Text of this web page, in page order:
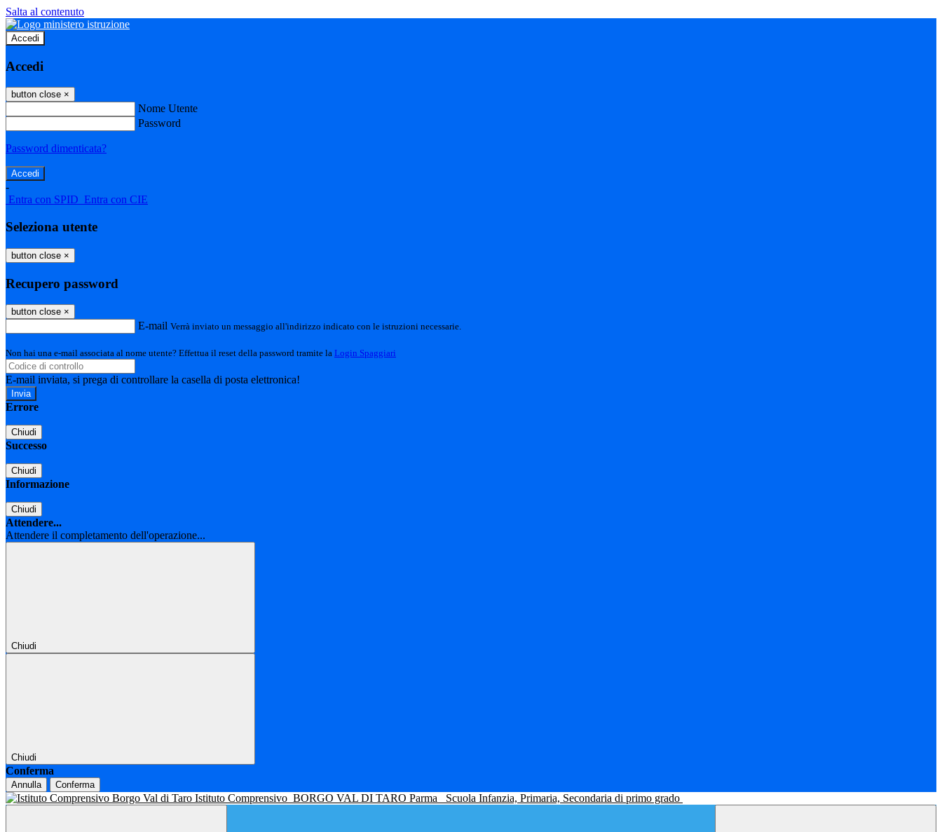
Salta al contenuto
Accedi
Accedi
button close ×
Nome Utente
Password
Password dimenticata?
-
Entra con SPID Entra con CIE
Seleziona utente
button close ×
Recupero password
button close ×
E-mail Verrà inviato un messaggio all'indirizzo indicato con le istruzioni necessarie.
Non hai una e-mail associata al nome utente? Effettua il reset della password tramite la Login Spaggiari
E-mail inviata, si prega di controllare la casella di posta elettronica!
Errore
Chiudi
Successo
Chiudi
Informazione
Chiudi
Attendere...
Attendere il completamento dell'operazione...
Chiudi
Chiudi
Conferma
Annulla Conferma
Istituto Comprensivo BORGO VAL DI TARO Parma Scuola Infanzia, Primaria, Secondaria di primo grado